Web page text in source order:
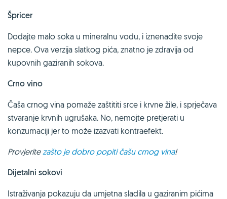
Špricer
Dodajte malo soka u mineralnu vodu, i iznenadite svoje
nepce. Ova verzija slatkog pića, znatno je zdravija od
kupovnih gaziranih sokova.
Crno vino
Čaša crnog vina pomaže zaštititi srce i krvne žile, i sprječava
stvaranje krvnih ugrušaka. No, nemojte pretjerati u
konzumaciji jer to može izazvati kontraefekt.
Provjerite zašto je dobro popiti čašu crnog vina!
Dijetalni sokovi
Istraživanja pokazuju da umjetna sladila u gaziranim pićima